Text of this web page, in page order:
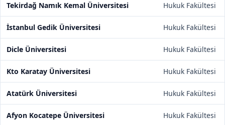
Tekirdağ Namık Kemal Üniversitesi Hukuk Fakültesi
İstanbul Gedik Üniversitesi Hukuk Fakültesi
Dicle Üniversitesi Hukuk Fakültesi
Kto Karatay Üniversitesi Hukuk Fakültesi
Atatürk Üniversitesi Hukuk Fakültesi
Afyon Kocatepe Üniversitesi Hukuk Fakültesi